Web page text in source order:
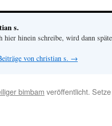
s.
hier hinein schreibe, wird dann
von christian s. →
bimbam veröffentlicht.